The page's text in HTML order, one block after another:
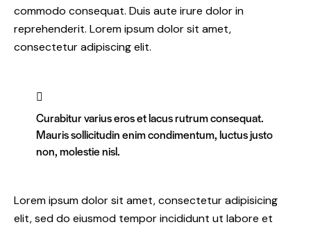
commodo consequat. Duis aute irure dolor in
reprehenderit. Lorem ipsum dolor sit amet,
consectetur adipiscing elit.
Curabitur varius eros et lacus rutrum consequat.
Mauris sollicitudin enim condimentum, luctus justo
non, molestie nisl.
Lorem ipsum dolor sit amet, consectetur adipisicing
elit, sed do eiusmod tempor incididunt ut labore et